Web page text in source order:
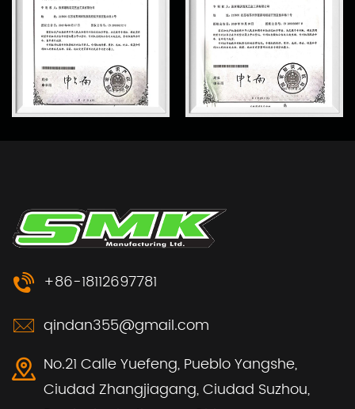
+86-18112697781
qindan355@gmail.com
No.21 Calle Yuefeng, Pueblo Yangshe,
Ciudad Zhangjiagang, Ciudad Suzhou,